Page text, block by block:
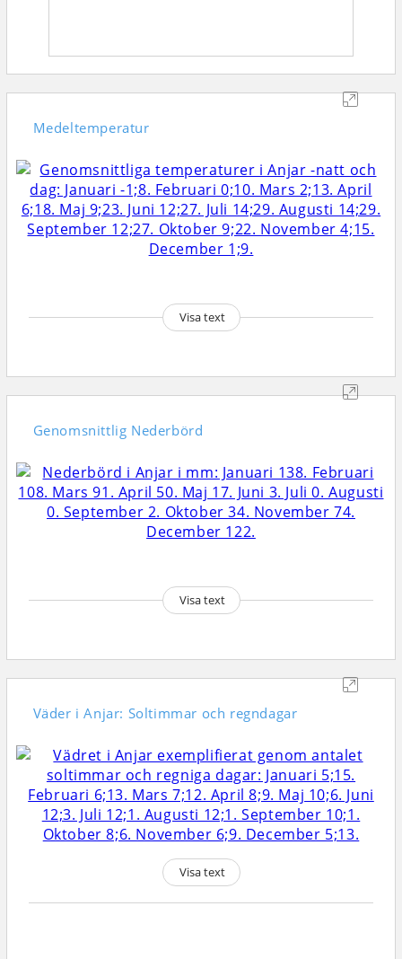
Medeltemperatur
Visa text
Genomsnittlig Nederbörd
Visa text
Väder i Anjar: Soltimmar och regndagar
Visa text